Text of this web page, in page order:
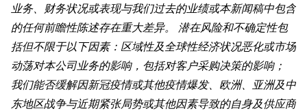
业务、财务状况或表现与我们过去的业绩或本新闻稿中包含
的任何前瞻性陈述存在重大差异。 潜在风险和不确定性包
括但不限于以下因素：区域性及全球性经济状况恶化或市场
动荡对本公司业务的影响，包括对客户采购决策的影响；
我们能否缓解因新冠疫情或其他疫情爆发、欧洲、亚洲及中
东地区战争与近期紧张局势或其他因素导致的自身及供应商